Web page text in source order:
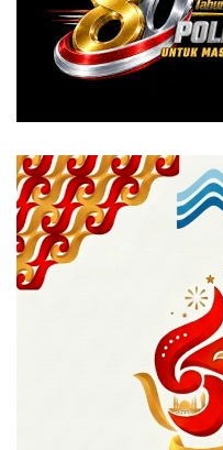
tahun ke depan.
Jakarta Tenggelam